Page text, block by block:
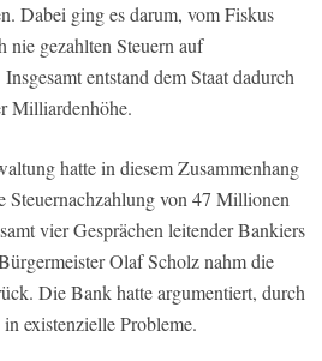
Dabei ging es darum, vom Fiskus
nie gezahlten Steuern auf
entstand dem Staat dadurch
Milliardenhöhe.
hatte in diesem Zusammenhang
Steuernachzahlung von 47 Millionen
vier Gesprächen leitender Bankiers
Olaf Scholz nahm die
Die Bank hatte argumentiert, durch
existenzielle Probleme.